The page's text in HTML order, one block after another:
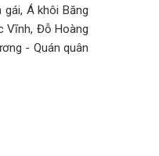
Á khôi Băng
Vĩnh, Đỗ Hoàng
- Quán quân